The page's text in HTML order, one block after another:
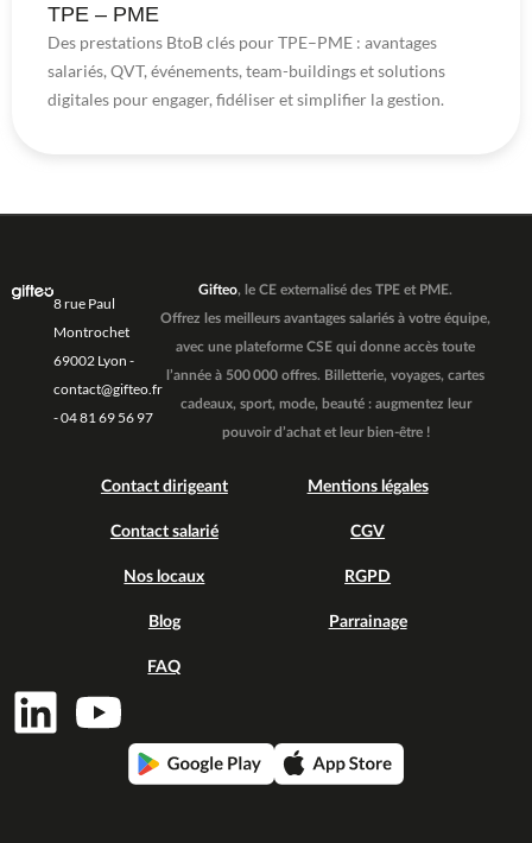
TPE – PME
Des prestations BtoB clés pour TPE–PME : avantages
salariés, QVT, événements, team-buildings et solutions
digitales pour engager, fidéliser et simplifier la gestion.
8 rue Paul
Montrochet
69002 Lyon -
contact@gifteo.fr
- 04 81 69 56 97
Gifteo, le CE externalisé des TPE et PME.
Offrez les meilleurs avantages salariés à votre équipe,
avec une plateforme CSE qui donne accès toute
l’année à 500 000 offres. Billetterie, voyages, cartes
cadeaux, sport, mode, beauté : augmentez leur
pouvoir d’achat et leur bien-être !
Contact dirigeant
Contact salarié
Nos locaux
Blog
FAQ
Mentions légales
CGV
RGPD
Parrainage